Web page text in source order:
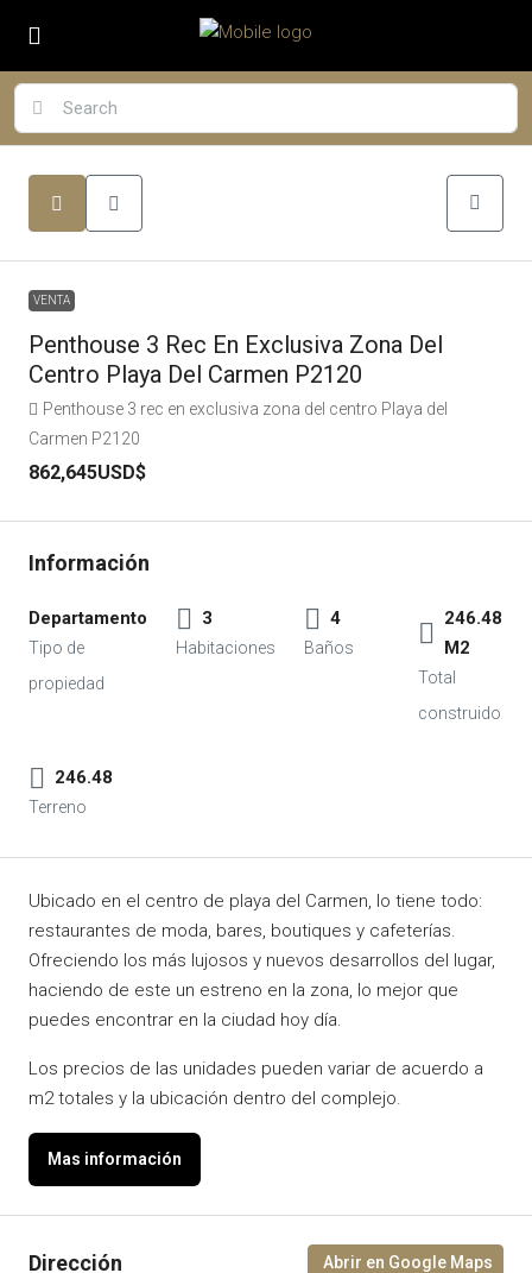
VENTA
Penthouse 3 Rec En Exclusiva Zona Del
Centro Playa Del Carmen P2120
Penthouse 3 rec en exclusiva zona del centro Playa del
Carmen P2120
862,645USD$
Departamento 3 4
246.48
M2
246.48
Ubicado en el centro de playa del Carmen, lo tiene todo:
restaurantes de moda, bares, boutiques y cafeterías.
Ofreciendo los más lujosos y nuevos desarrollos del lugar,
haciendo de este un estreno en la zona, lo mejor que
puedes encontrar en la ciudad hoy día.
Los precios de las unidades pueden variar de acuerdo a
m2 totales y la ubicación dentro del complejo.